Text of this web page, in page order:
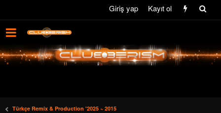
Giriş yap Kayıt ol
Türkçe Remix & Production '2025 ~ 2015